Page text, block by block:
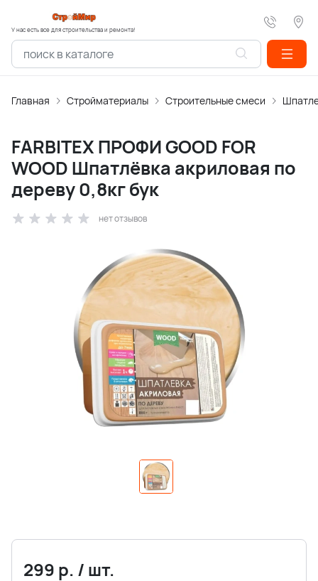
У нас есть все для строительства и ремонта!
Главная Стройматериалы Строительные смеси
FARBITEX ПРОФИ GOOD FOR
WOOD Шпатлёвка акриловая по
дереву 0,8кг бук
нет отзывов
299 р. / шт.